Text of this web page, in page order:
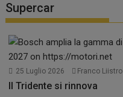
Supercar
25 Luglio 2026 Franco Liistro
Il Tridente si rinnova